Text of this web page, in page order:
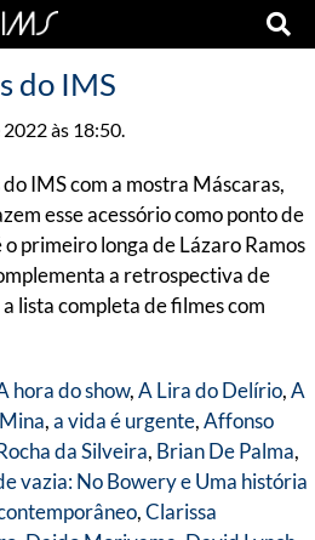
do IMS
às 18:50.
IMS com a mostra Máscaras,
esse acessório como ponto de
primeiro longa de Lázaro Ramos
a retrospectiva de
lista completa de filmes com
hora do show,A Lira do Delírio,A
,a vida é urgente,Affonso
da Silveira, Brian De Palma,
vazia: No Bowery e Uma história
,Clarissa